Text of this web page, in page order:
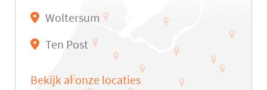
Woltersum
Ten Post
Bekijk al onze locaties